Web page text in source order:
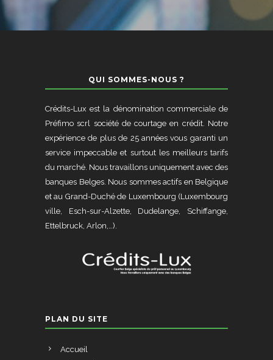
QUI SOMMES-NOUS ?
Crédits-Lux est la dénomination commerciale de
Préfimo scrl société de courtage en crédit. Notre
expérience de plus de 25 années vous garanti un
service impeccable et surtout les meilleurs tarifs
du marché. Nous travaillons uniquement avec des
banques Belges. Nous sommes actifs en Belgique
et au Grand-Duché de Luxembourg (Luxembourg
ville, Esch-sur-Alzette, Dudelange, Schiffange,
Ettelbruck, Arlon,…).
PLAN DU SITE
Accueil